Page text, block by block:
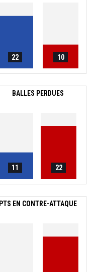
22 10
BALLES PERDUES
11 22
PTS EN CONTRE-ATTAQUE